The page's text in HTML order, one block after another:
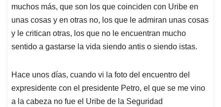
muchos más, que son los que coinciden con Uribe en
unas cosas y en otras no, los que le admiran unas cosas
y le critican otras, los que no le encuentran mucho
sentido a gastarse la vida siendo antis o siendo istas.
Hace unos días, cuando vi la foto del encuentro del
expresidente con el presidente Petro, el que se me vino
a la cabeza no fue el Uribe de la Seguridad